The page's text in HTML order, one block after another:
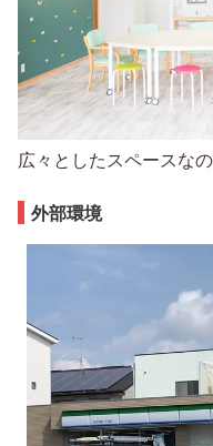
広々としたスペースな
外部環境